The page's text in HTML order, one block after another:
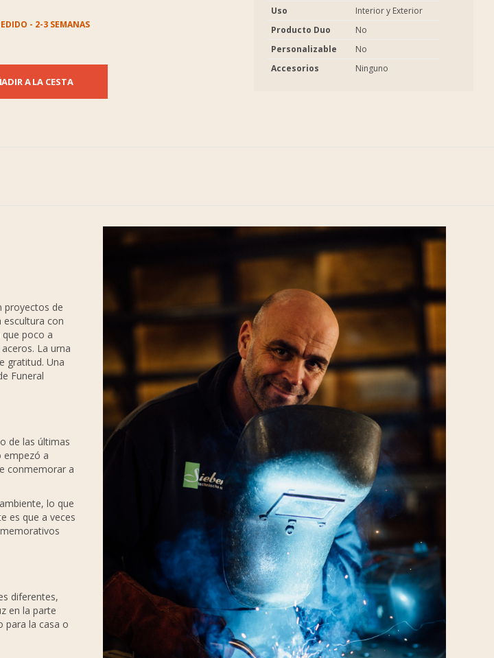
- 2-3 SEMANAS
A LA CESTA
Uso
Interior y Exterior
Producto Duo
No
Personalizable
No
Accesorios
Ninguno
proyectos de
escultura con
poco a
La urna
gratitud. Una
Funeral
de las últimas
empezó a
conmemorar a
lo que
es que a veces
diferentes,
en la parte
para la casa o